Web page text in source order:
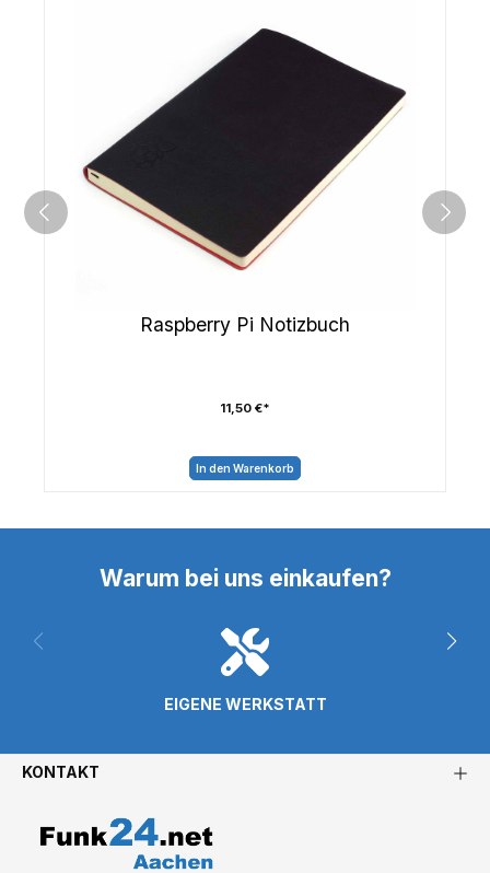
Raspberry Pi Notizbuch
11,50 €*
In den Warenkorb
Warum bei uns einkaufen?
EIGENE WERKSTATT
KONTAKT